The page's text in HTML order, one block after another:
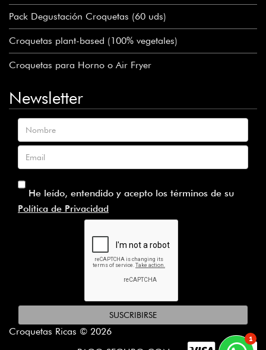
Pack Degustación Croquetas (60 uds)
Croquetas plant-based (100% vegetales)
Croquetas para Horno o Air Fryer
Newsletter
Nombre
Email
He leído, entendido y acepto los términos de su
Política de Privacidad
SUSCRIBIRSE
Croquetas Ricas © 2026
1